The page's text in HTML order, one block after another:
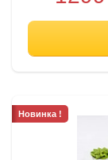
Новинка !